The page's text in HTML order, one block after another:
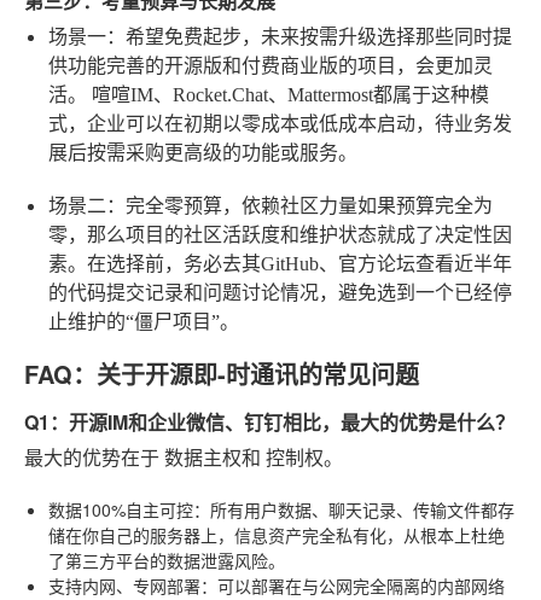
场景一：希望免费起步，未来按需升级选择那些同时提
供功能完善的开源版和付费商业版的项目，会更加灵
活。 喧喧IM、Rocket.Chat、Mattermost都属于这种模
式，企业可以在初期以零成本或低成本启动，待业务发
展后按需采购更高级的功能或服务。
场景二：完全零预算，依赖社区力量如果预算完全为
零，那么项目的社区活跃度和维护状态就成了决定性因
素。在选择前，务必去其GitHub、官方论坛查看近半年
的代码提交记录和问题讨论情况，避免选到一个已经停
止维护的“僵尸项目”。
FAQ：关于开源即-时通讯的常见问题
Q1：开源IM和企业微信、钉钉相比，最大的优势是什么？
最大的优势在于 数据主权和 控制权。
数据100%自主可控：所有用户数据、聊天记录、传输文件都存
储在你自己的服务器上，信息资产完全私有化，从根本上杜绝
了第三方平台的数据泄露风险。
支持内网、专网部署：可以部署在与公网完全隔离的内部网络